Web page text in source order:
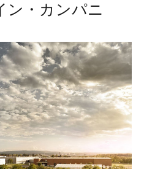
ン・カンパニ